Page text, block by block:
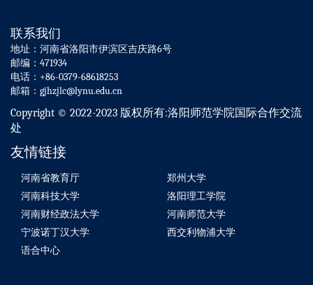
联系我们
地址：河南省洛阳市伊滨区吉庆路6号
邮编：471934
电话：+86-0379-68618253
邮箱：gjhzjlc@lynu.edu.cn
Copyright © 2022-2023 版权所有:洛阳师范学院国际合作交流
处
友情链接
河南省教育厅
郑州大学
河南科技大学
洛阳理工学院
河南财经政法大学
河南师范大学
宁波诺丁汉大学
西交利物浦大学
语合中心